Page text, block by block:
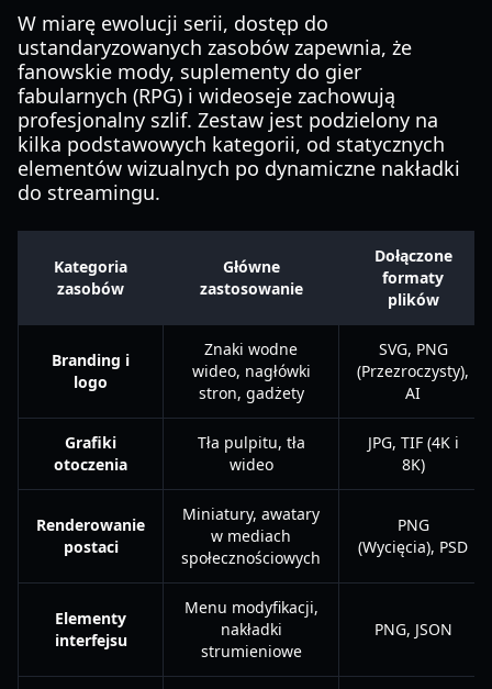
W miarę ewolucji serii, dostęp do
ustandaryzowanych zasobów zapewnia, że
fanowskie mody, suplementy do gier
fabularnych (RPG) i wideoseje zachowują
profesjonalny szlif. Zestaw jest podzielony na
kilka podstawowych kategorii, od statycznych
elementów wizualnych po dynamiczne nakładki
do streamingu.
Kategoria
zasobów
Główne
zastosowanie
Dołączone
formaty
plików
Branding i
logo
Znaki wodne
wideo, nagłówki
stron, gadżety
SVG, PNG
(Przezroczysty),
AI
Grafiki
otoczenia
Tła pulpitu, tła
wideo
JPG, TIF (4K i
8K)
Renderowanie
postaci
Miniatury, awatary
w mediach
społecznościowych
PNG
(Wycięcia), PSD
Elementy
interfejsu
Menu modyfikacji,
nakładki
strumieniowe
PNG, JSON